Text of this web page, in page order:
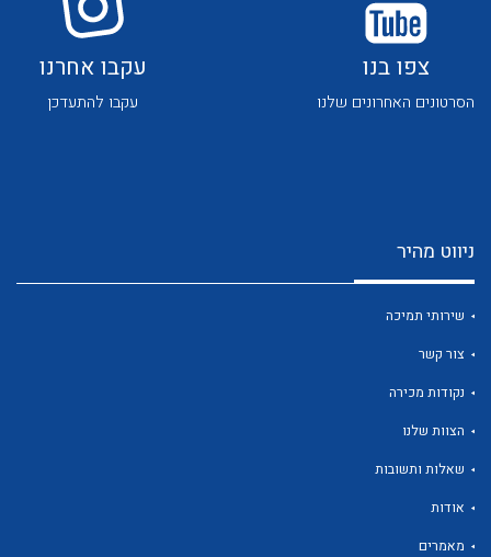
צפו בנו
הסרטונים האחרונים שלנו
עקבו אחרנו
עקבו להתעדכן
ניווט מהיר
שירותי תמיכה
צור קשר
נקודות מכירה
הצוות שלנו
שאלות ותשובות
אודות
מאמרים